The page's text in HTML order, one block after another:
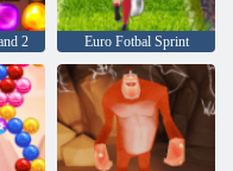
2 Euro Fotbal Sprint